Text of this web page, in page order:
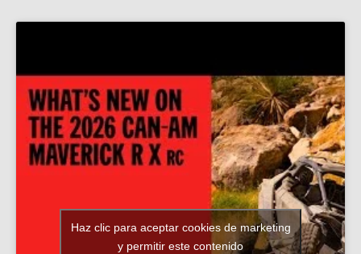
Haz clic para aceptar cookies de marketing
y permitir este contenido